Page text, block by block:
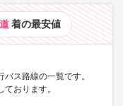
着の最安値
ス路線の一覧です。
おります。